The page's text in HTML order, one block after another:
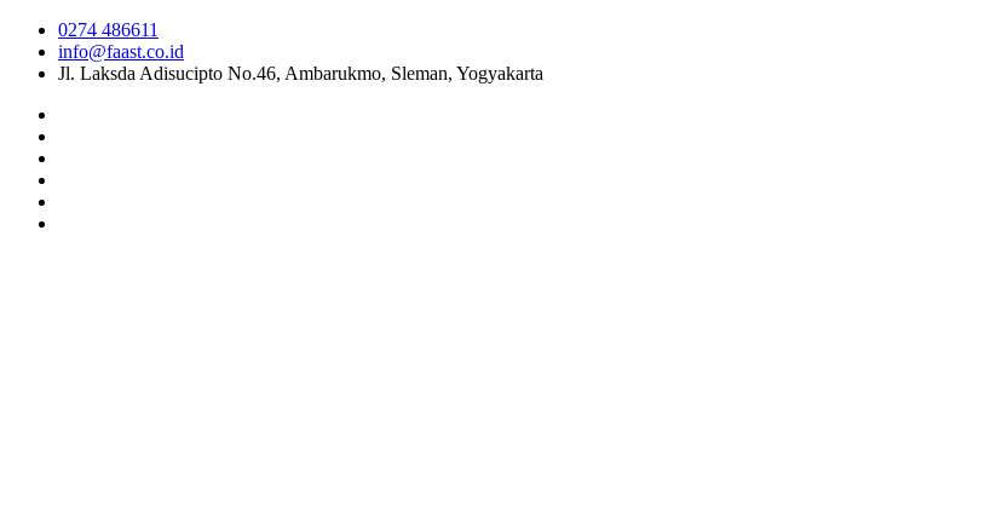
0274 486611
info@faast.co.id
Jl. Laksda Adisucipto No.46, Ambarukmo, Sleman, Yogyakarta